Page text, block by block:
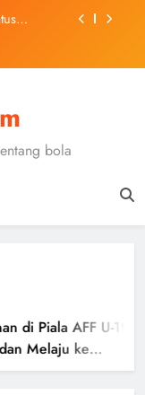
Tes
Tes
Malang
bola
di Piala AFF U-19
Melaju ke